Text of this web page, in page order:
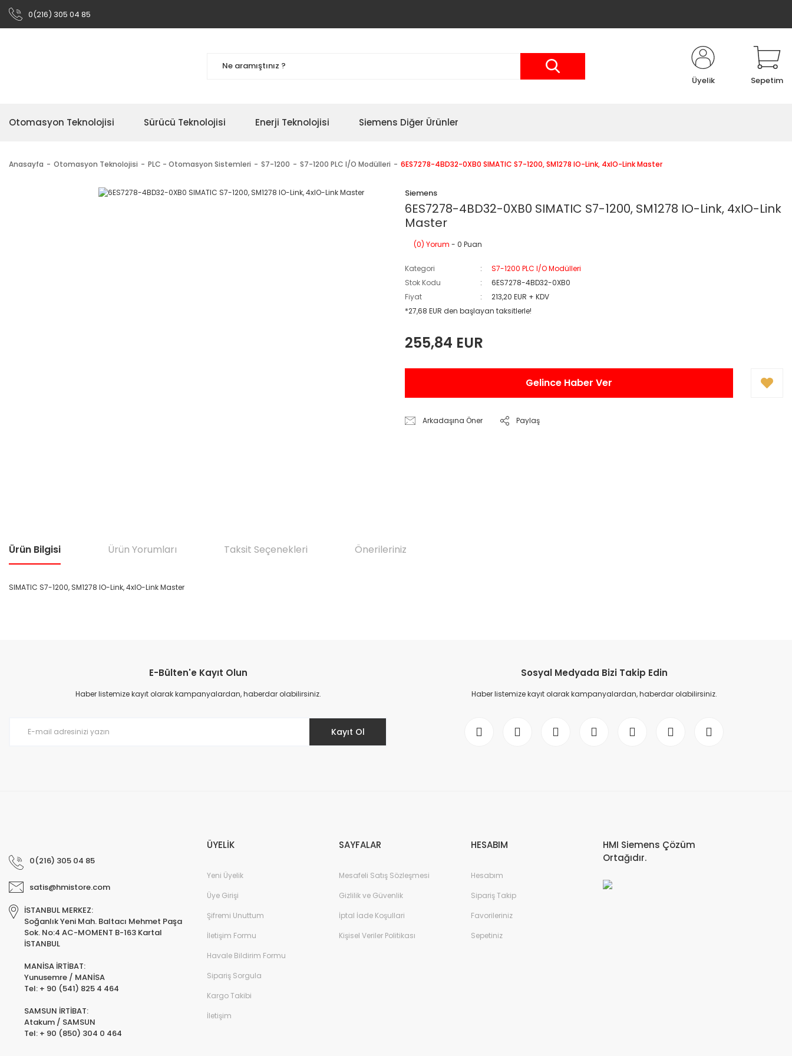
0(216) 305 04 85
Üyelik Sepetim
Otomasyon Teknolojisi Sürücü Teknolojisi Enerji Teknolojisi Siemens Diğer Ürünler
Anasayfa Otomasyon Teknolojisi PLC - Otomasyon Sistemleri S7-1200 S7-1200 PLC I/O Modülleri 6ES7278-4BD32-0XB0 SIMATIC S7-1200, SM1278 IO-Link, 4xIO-Link Master
Siemens
6ES7278-4BD32-0XB0 SIMATIC S7-1200, SM1278 IO-Link, 4xIO-Link
Master
(0) Yorum - 0 Puan
Kategori
S7-1200 PLC I/O Modülleri
Stok Kodu
6ES7278-4BD32-0XB0
Fiyat
213,20 EUR + KDV
*27,68 EUR den başlayan taksitlerle!
255,84 EUR
Gelince Haber Ver
Arkadaşına Öner Paylaş
Ürün Bilgisi Ürün Yorumları Taksit Seçenekleri Önerileriniz
SIMATIC S7-1200, SM1278 IO-Link, 4xIO-Link Master
Ürün resmi kalitesiz, bozuk veya görüntülenemiyor.
Ürün açıklamasında eksik bilgiler bulunuyor.
E-Bülten'e Kayıt Olun
Haber listemize kayıt olarak kampanyalardan, haberdar olabilirsiniz.
Kayıt Ol
Sosyal Medyada Bizi Takip Edin
Haber listemize kayıt olarak kampanyalardan, haberdar olabilirsiniz.
0(216) 305 04 85
satis@hmistore.com
İSTANBUL MERKEZ:
Soğanlık Yeni Mah. Baltacı Mehmet Paşa
Sok. No:4 AC-MOMENT B-163 Kartal
İSTANBUL
MANİSA İRTİBAT:
Yunusemre / MANİSA
Tel: + 90 (541) 825 4 464
SAMSUN İRTİBAT:
Atakum / SAMSUN
Tel: + 90 (850) 304 0 464
ÜYELİK
Yeni Üyelik
Üye Girişi
Şifremi Unuttum
İletişim Formu
Havale Bildirim Formu
Sipariş Sorgula
Kargo Takibi
İletişim
SAYFALAR
Mesafeli Satış Sözleşmesi
Gizlilik ve Güvenlik
İptal İade Koşullari
Kişisel Veriler Politikası
HESABIM
Hesabım
Sipariş Takip
Favorileriniz
Sepetiniz
HMI Siemens Çözüm
Ortağıdır.